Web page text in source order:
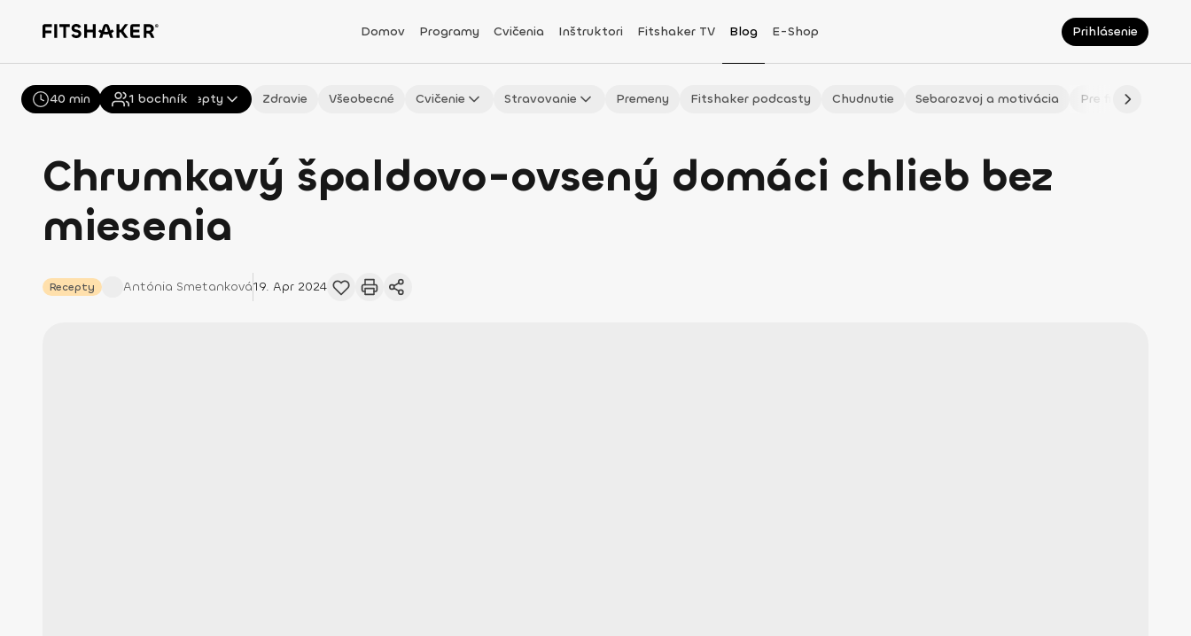
Domov Programy Cvičenia Inštruktori Fitshaker TV Blog E-Shop Prihlásenie
Všetky Recepty Zdravie Všeobecné Cvičenie Stravovanie Premeny Fitshaker podcasty Chudnutie Sebarozvoj a motivácia Pre fitmaminky
Chrumkavý špaldovo-ovsený domáci chlieb bez
miesenia
Recepty Antónia Smetanková19. Apr 2024
40 min 1 bochník